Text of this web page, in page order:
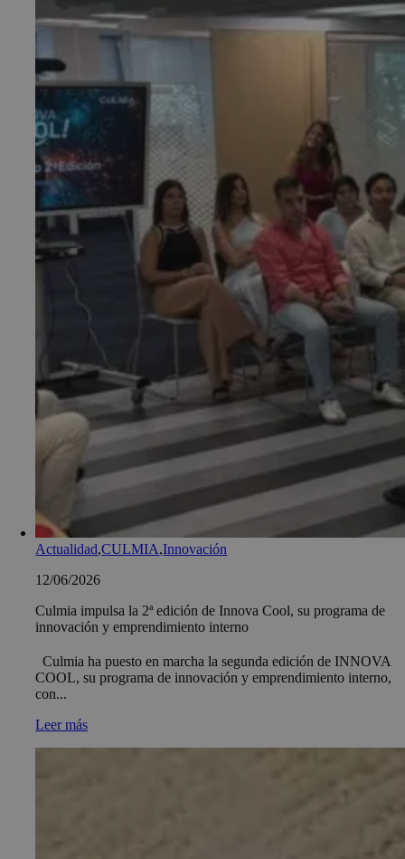
Actualidad,CULMIA,Innovación
12/06/2026
Culmia impulsa la 2ª edición de Innova Cool, su programa de
innovación y emprendimiento interno
Culmia ha puesto en marcha la segunda edición de INNOVA
COOL, su programa de innovación y emprendimiento interno,
con...
Leer más